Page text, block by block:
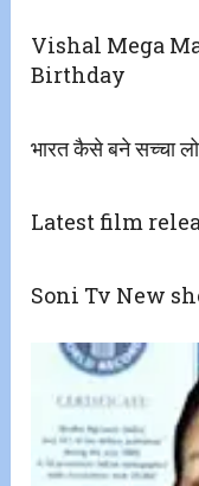
Vishal Mega
Birthday
भारत कैसे बने सच्चा
Latest film
Soni Tv New